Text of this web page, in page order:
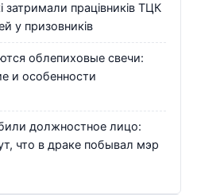
затримали працівників ТЦК
у призовників
облепиховые свечи:
и особенности
должностное лицо:
что в драке побывал мэр